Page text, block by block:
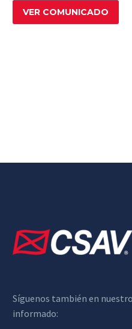
VER COMUNICADO
Síguenos también en
informado: